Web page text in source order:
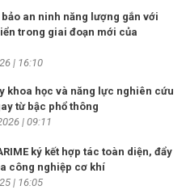
an ninh năng lượng gắn với
trong giai đoạn mới của
| 16:10
khoa học và năng lực nghiên cứu
từ bậc phổ thông
| 09:11
ký kết hợp tác toàn diện, đẩy
công nghiệp cơ khí
| 16:05